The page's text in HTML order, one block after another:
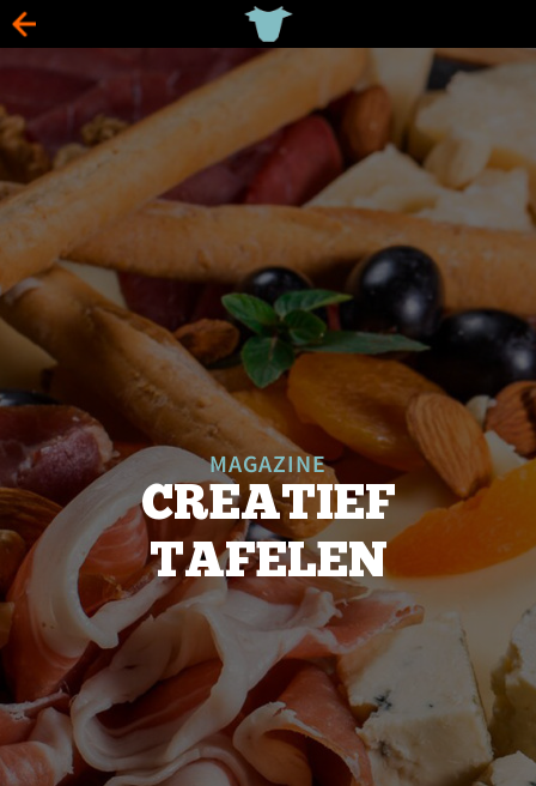
MAGAZINE
CREATIEF
TAFELEN